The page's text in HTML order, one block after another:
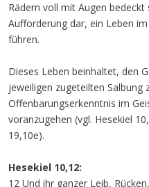
Rädern voll mit Augen
Aufforderung dar, ein Leben
führen.
Dieses Leben beinhaltet, den
jeweiligen zugeteilten Salbung
Offenbarungserkenntnis im
voranzugehen (vgl. Hesekiel
19,10e).
Hesekiel 10,12:
12 Und ihr ganzer Leib,